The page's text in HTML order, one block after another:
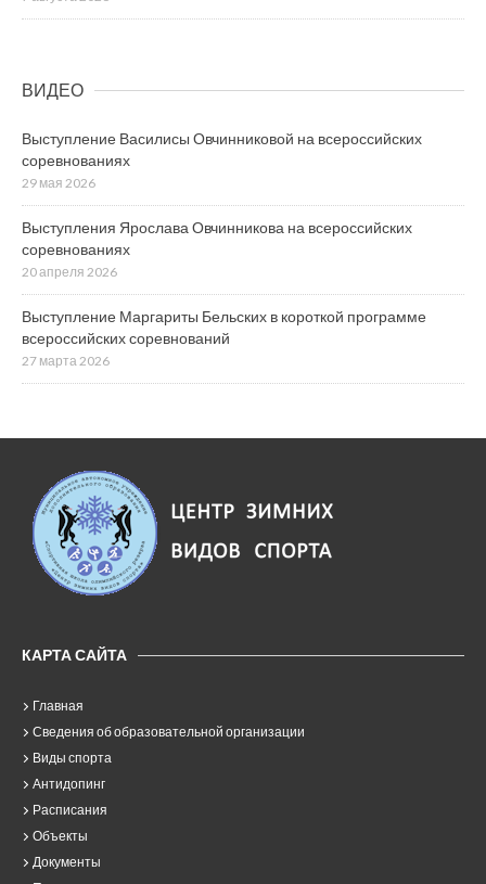
ВИДЕО
Выступление Василисы Овчинниковой на всероссийских
соревнованиях
29 мая 2026
Выступления Ярослава Овчинникова на всероссийских
соревнованиях
20 апреля 2026
Выступление Маргариты Бельских в короткой программе
всероссийских соревнований
27 марта 2026
КАРТА САЙТА
Главная
Сведения об образовательной организации
Виды спорта
Антидопинг
Расписания
Объекты
Документы